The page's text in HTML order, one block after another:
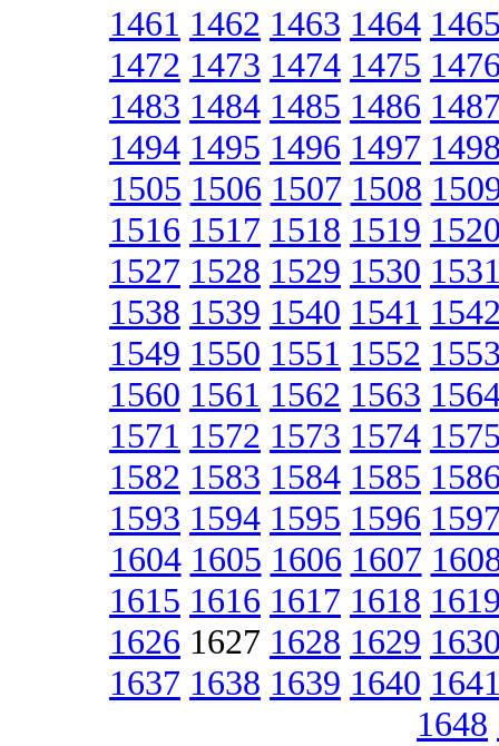
1461 1462 1463 1464
1472 1473 1474 1475
1483 1484 1485 1486
1494 1495 1496 1497
1505 1506 1507 1508
1516 1517 1518 1519
1527 1528 1529 1530
1538 1539 1540 1541
1549 1550 1551 1552
1560 1561 1562 1563
1571 1572 1573 1574
1582 1583 1584 1585
1593 1594 1595 1596
1604 1605 1606 1607
1615 1616 1617 1618
1626 1627 1628 1629
1637 1638 1639 1640
1648